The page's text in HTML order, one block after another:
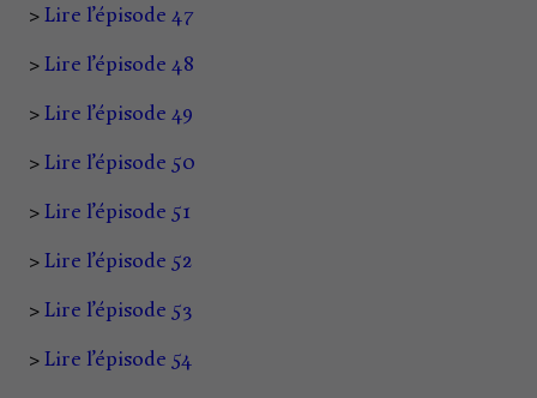
> Lire l’épisode 47
> Lire l’épisode 48
> Lire l’épisode 49
> Lire l’épisode 50
> Lire l’épisode 51
> Lire l’épisode 52
> Lire l’épisode 53
> Lire l’épisode 54